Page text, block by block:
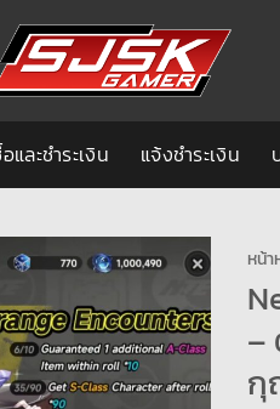
และชำระเงิน แจ้งชำระเงิน
หน้
–
กุ